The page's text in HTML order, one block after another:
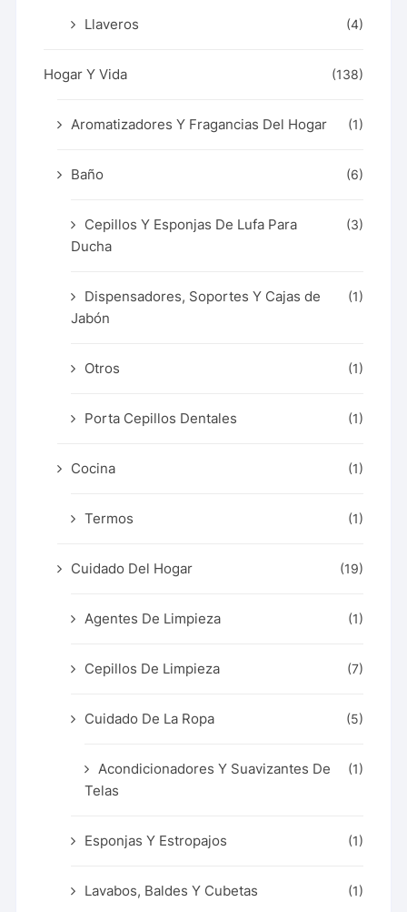
Llaveros (4)
Hogar Y Vida (138)
Aromatizadores Y Fragancias Del Hogar (1)
Baño (6)
Cepillos Y Esponjas De Lufa Para
Ducha
(3)
Dispensadores, Soportes Y Cajas de
Jabón
(1)
Otros (1)
Porta Cepillos Dentales (1)
Cocina (1)
Termos (1)
Cuidado Del Hogar (19)
Agentes De Limpieza (1)
Cepillos De Limpieza (7)
Cuidado De La Ropa (5)
Acondicionadores Y Suavizantes De
Telas
(1)
Esponjas Y Estropajos (1)
Lavabos, Baldes Y Cubetas (1)